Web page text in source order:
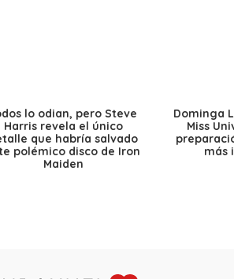
lo odian, pero Steve
Harris revela el único
que habría salvado
polémico disco de Iron
Maiden
Dominga
Miss
más